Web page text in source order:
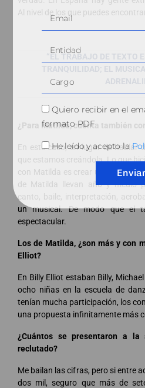
Al nivel de los que puedes
“EL TRABAJO DE TEXTO
TRANQUILIDAD; EL
¿Para Matilda, cuenta también
En este caso, en lugar de hablar
que estamos creándola. Lo que
con Matilda es crear una escuela
de Matilda llevan año y medio
canto, baile, interpretación,
un musical. De modo que el
espectacular.
Los de Matilda, ¿son más y con
Elliot?
En Billy Elliot estaban Billy,
ocho niñas en la escuela de
tenían mucha participación, los
una propuesta infinitamente más
¿Cuántos se presentaron a la
reclutado?
Me bailan las cifras, pero si entre
dos mil, seguro que más de
Quiero recibir en el
formato PDF
He leído y acepto la